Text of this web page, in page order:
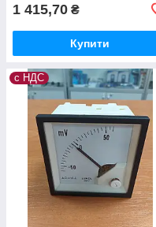
1 415,70 ₴
Купити
с НДС